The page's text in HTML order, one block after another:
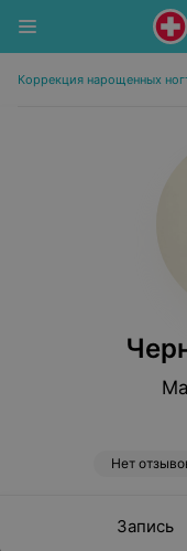
Коррекция нарощенных
Нет
Запись